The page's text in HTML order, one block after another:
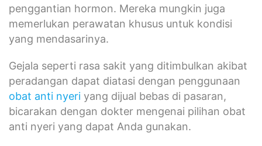
penggantian hormon. Mereka mungkin juga
memerlukan perawatan khusus untuk kondisi
yang mendasarinya.
Gejala seperti rasa sakit yang ditimbulkan akibat
peradangan dapat diatasi dengan penggunaan
obat anti nyeri yang dijual bebas di pasaran,
bicarakan dengan dokter mengenai pilihan obat
anti nyeri yang dapat Anda gunakan.